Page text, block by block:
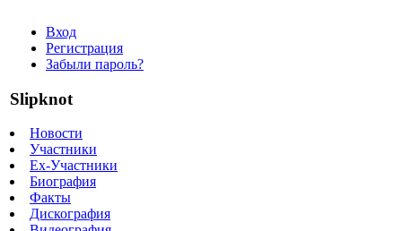
Вход
Регистрация
Забыли пароль?
Slipknot
Новости
Участники
Ex-Участники
Биография
Факты
Дискография